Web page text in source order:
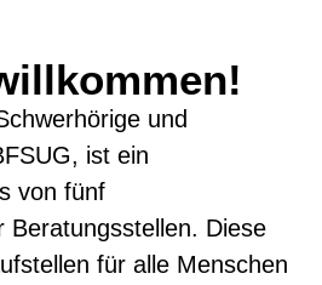
und
ist ein
von fünf
Beratungsstellen. Diese
für alle Menschen